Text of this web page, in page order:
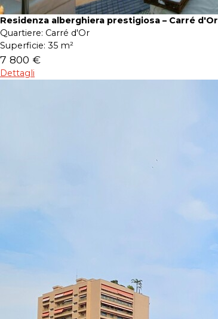
Residenza alberghiera prestigiosa – Carré d'Or
Quartiere: Carré d'Or
Superficie: 35 m²
7 800 €
Dettagli